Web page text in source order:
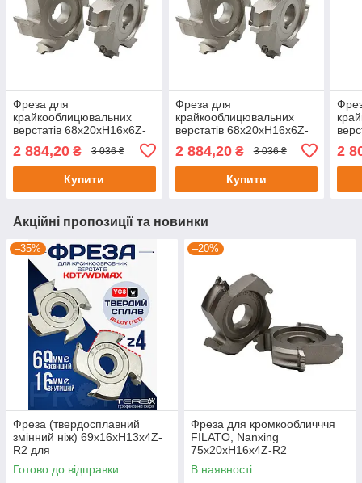
Фреза для
крайкооблицювальних
верстатів 68х20хH16х6Z-
2 884,20 ₴ 3 036 ₴
Купити
Фреза для
крайкооблицювальних
верстатів 68х20хH16х6Z-
2 884,20₴ 3 036 ₴
Купити
2
Акційні пропозиції та новинки
–35%
Фреза (твердосплавний
змінний ніж) 69х16хH13х4Z-
R2 для
кромкооблицювальних
верстатів KDT/WDMAX
Готово до відправки
–20%
Фреза для кромкообличччя
FILATO, Nanxing
75х20хH16х4Z-R2
В наявності